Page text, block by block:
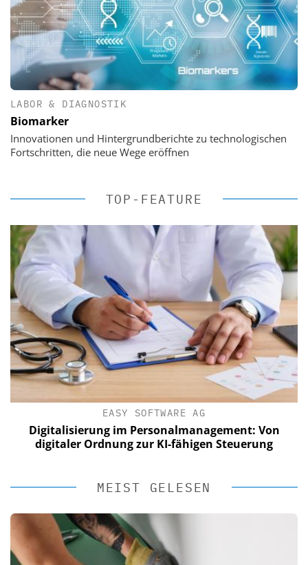
LABOR & DIAGNOSTIK
Biomarker
Innovationen und Hintergrundberichte zu technologischen
Fortschritten, die neue Wege eröffnen
TOP-FEATURE
EASY SOFTWARE AG
Digitalisierung im Personalmanagement: Von
digitaler Ordnung zur KI-fähigen Steuerung
MEIST GELESEN